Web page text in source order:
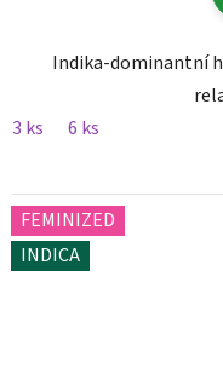
Indika-dominantní
3 ks
6 ks
FEMINIZED
INDICA